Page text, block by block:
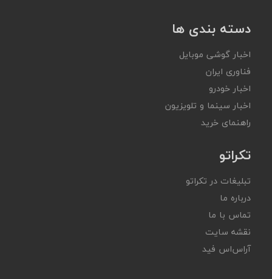
دسته بندی ها
اخبار گوشی موبایل
فناوری ایران
اخبار خودرو
اخبار سینما و تلویزیون
راهنمای خرید
تکراتو
تبلیغات در تکراتو
درباره ما
تماس با ما
نقشه سایت
آر‌اس‌اس فید